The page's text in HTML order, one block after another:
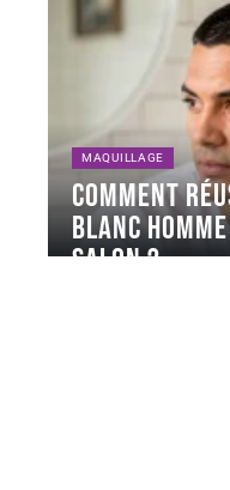
MAQUILLAGE
Comment
blanc
salon ?